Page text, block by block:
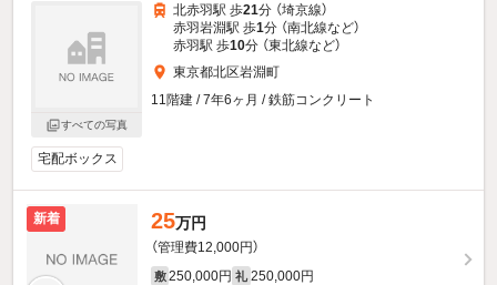
すべての写真
北赤羽駅 歩21分 （埼京線）
赤羽岩淵駅 歩1分 （南北線など）
赤羽駅 歩10分 （東北線など）
東京都北区岩淵町
11階建 / 7年6ヶ月 / 鉄筋コンクリート
宅配ボックス
新着 25万円
（管理費12,000円）
敷 250,000円 礼 250,000円